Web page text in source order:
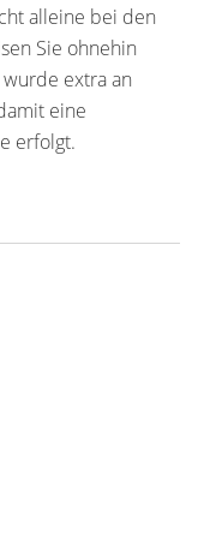
alleine bei den
Sie ohnehin
extra an
eine
erfolgt.